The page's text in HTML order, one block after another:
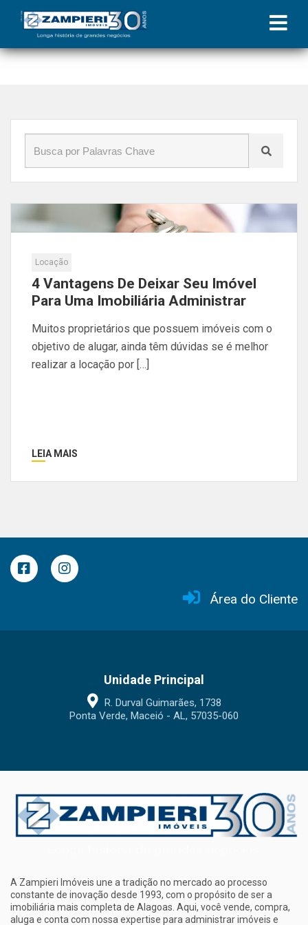
Início»Blog»proprietários
Locação
4 Vantagens De Deixar Seu Imóvel
Para Uma Imobiliária Administrar
Muitos proprietários que possuem imóveis com o
objetivo de alugar, ainda têm dúvidas se é melhor
realizar a locação por […]
LEIA MAIS
Área do Cliente
Unidade Principal
R. Durval Guimarães, 1738
Ponta Verde, Maceió - AL, 57035-060
A Zampieri Imóveis une a tradição no mercado ao processo
constante de inovação desde 1993, com o propósito de ser a
imobiliária mais completa de Alagoas. Aqui, você vende, compra,
aluga e conta com nossa expertise para administrar imóveis e